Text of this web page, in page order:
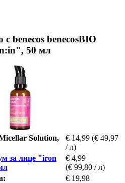
с benecos benecosBIO
50 мл
Solution,
€ 14,99 (€ 49,97
/ л)
за лице "iron
€ 4,99
(€ 99,80 / л)
€ 19,98